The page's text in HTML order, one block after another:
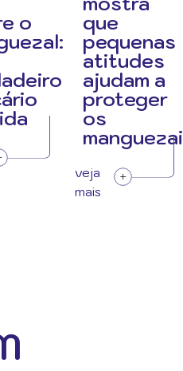
o que
pequenas
atitudes
ajudam a
proteger
os
veja
mais